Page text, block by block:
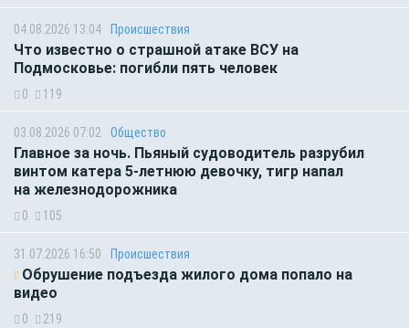
04.08.2026 13:04 Происшествия
Что известно о страшной атаке ВСУ на
Подмосковье: погибли пять человек
0 119
03.08.2026 07:02 Общество
Главное за ночь. Пьяный судоводитель разрубил
винтом катера 5-летнюю девочку, тигр напал
на железнодорожника
0 105
31.07.2026 16:50 Происшествия
Обрушение подъезда жилого дома попало на
видео
0 219